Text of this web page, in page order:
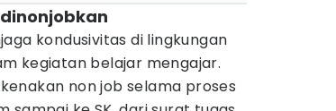
kondusivitas di lingkungan
kegiatan belajar mengajar.
non job selama proses